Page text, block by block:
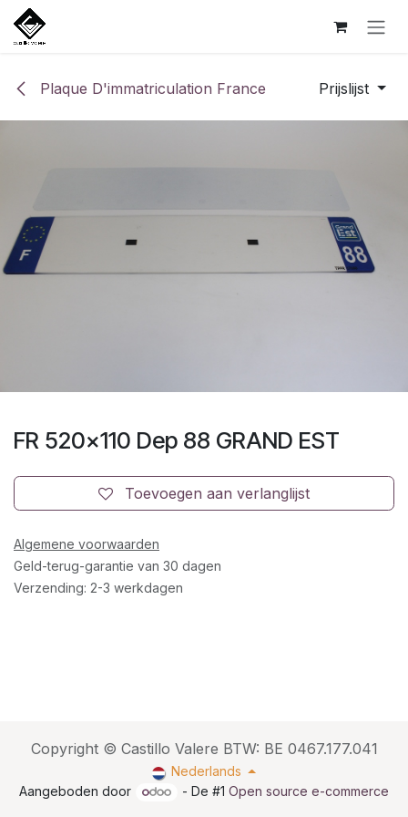
Overslaan naar inhoud
Plaque D'immatriculation France Prijslijst
FR 520x110 Dep 88 GRAND EST
Toevoegen aan verlanglijst
Algemene voorwaarden
Geld-terug-garantie van 30 dagen
Verzending: 2-3 werkdagen
Copyright © Castillo Valere BTW: BE 0467.177.041
Nederlands
Aangeboden door
- De #1Open source e-commerce